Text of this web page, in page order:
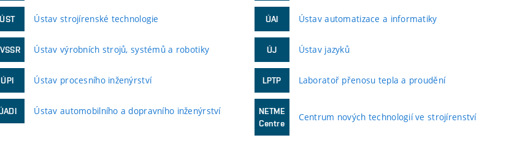
ÚST Ústav strojírenské technologie
Ústav výrobních strojů, systémů a robotiky
ÚPI Ústav procesního inženýrství
Ústav automobilního a dopravního inženýrství
ÚAI Ústav automatizace a informatiky
ÚJ Ústav jazyků
LPTP Laboratoř přenosu tepla a proudění
NETME
Centre
Centrum nových technologií ve strojírenství